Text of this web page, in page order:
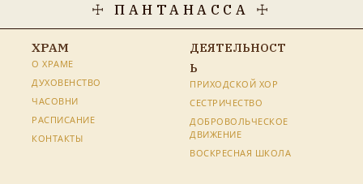
☩ ПАНТАНАССА ☩
ХРАМ
О ХРАМЕ
ДУХОВЕНСТВО
ЧАСОВНИ
РАСПИСАНИЕ
КОНТАКТЫ
ДЕЯТЕЛЬНОСТ
Ь
ПРИХОДСКОЙ ХОР
СЕСТРИЧЕСТВО
ДОБРОВОЛЬЧЕСКОЕ
ДВИЖЕНИЕ
ВОСКРЕСНАЯ ШКОЛА